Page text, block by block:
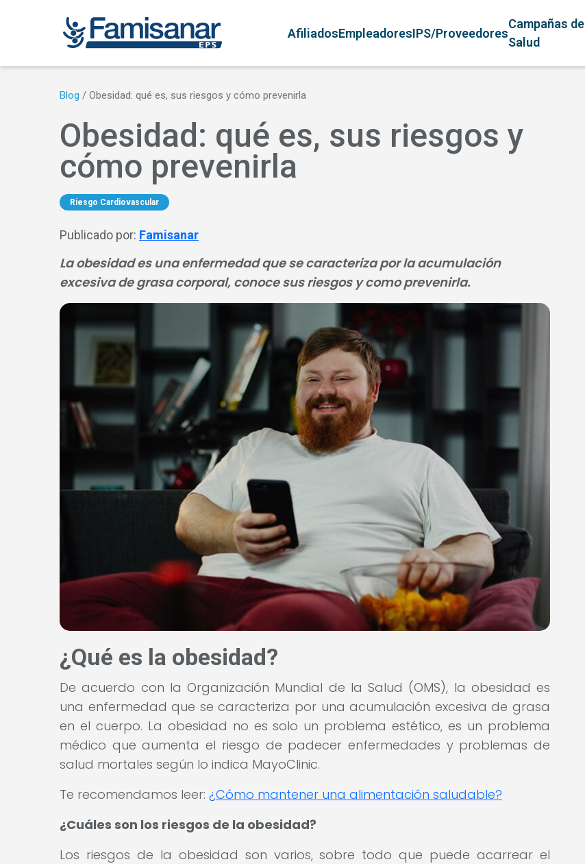
Navegación principal
AfiliadosEmpleadoresIPS/Proveedores
Campañas de
Salud
Blog / Obesidad: qué es, sus riesgos y cómo prevenirla
Obesidad: qué es, sus riesgos y
cómo prevenirla
Riesgo Cardiovascular
Publicado por: Famisanar
La obesidad es una enfermedad que se caracteriza por la acumulación
excesiva de grasa corporal, conoce sus riesgos y como prevenirla.
¿Qué es la obesidad?
De acuerdo con la Organización Mundial de la Salud (OMS), la obesidad es
una enfermedad que se caracteriza por una acumulación excesiva de grasa
en el cuerpo. La obesidad no es solo un problema estético, es un problema
médico que aumenta el riesgo de padecer enfermedades y problemas de
salud mortales según lo indica MayoClinic.
Te recomendamos leer: ¿Cómo mantener una alimentación saludable?
¿Cuáles son los riesgos de la obesidad?
Los riesgos de la obesidad son varios, sobre todo que puede acarrear el